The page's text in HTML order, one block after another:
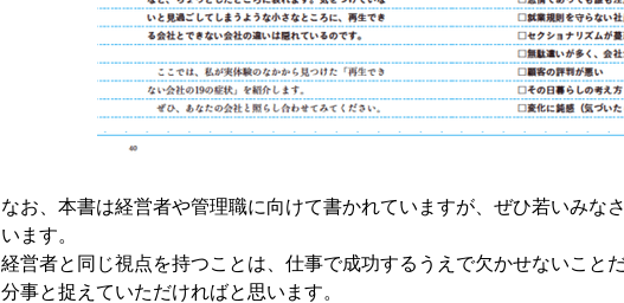
なお、本書は経営者や管理職に向けて書かれていますが、ぜひ若いみな
います。
経営者と同じ視点を持つことは、仕事で成功するうえで欠かせないこと
分事と捉えていただければと思います。